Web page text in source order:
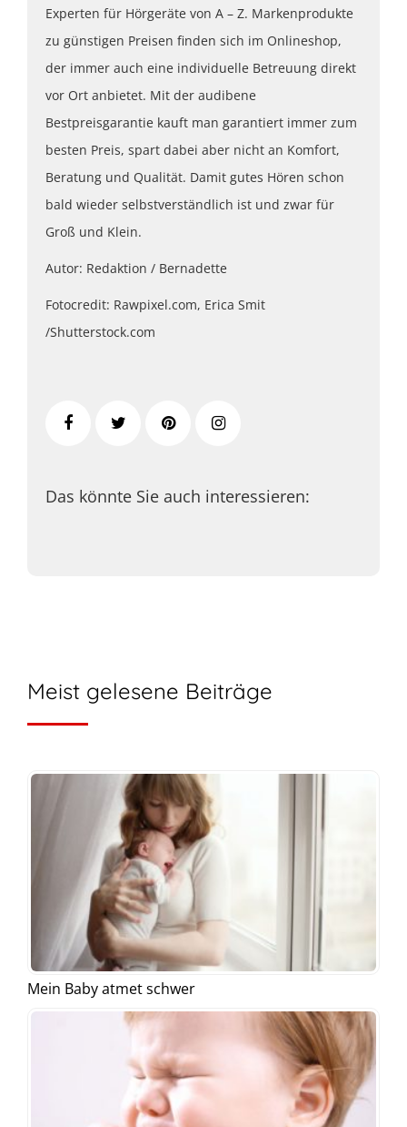
Experten für Hörgeräte von A – Z. Markenprodukte
zu günstigen Preisen finden sich im Onlineshop,
der immer auch eine individuelle Betreuung direkt
vor Ort anbietet. Mit der audibene
Bestpreisgarantie kauft man garantiert immer zum
besten Preis, spart dabei aber nicht an Komfort,
Beratung und Qualität. Damit gutes Hören schon
bald wieder selbstverständlich ist und zwar für
Groß und Klein.
Autor: Redaktion / Bernadette
Fotocredit: Rawpixel.com, Erica Smit
/Shutterstock.com
Das könnte Sie auch interessieren:
Meist gelesene Beiträge
Mein Baby atmet schwer